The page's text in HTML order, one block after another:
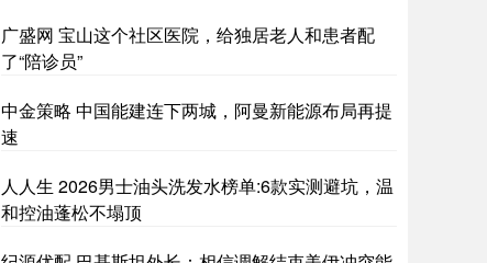
广盛网 宝山这个社区医院，给独居老人和患者配
了“陪诊员”
中金策略 中国能建连下两城，阿曼新能源布局再提
速
人人生 2026男士油头洗发水榜单:6款实测避坑，温
和控油蓬松不塌顶